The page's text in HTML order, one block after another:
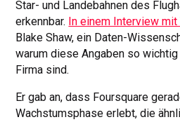
Star- und Landebahnen des
erkennbar. In einem Interview mit
Blake Shaw, ein Daten-
warum diese Angaben so
Firma sind.
Er gab an, dass Foursquare
Wachstumsphase erlebt, die